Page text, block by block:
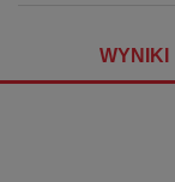
WYNIKI